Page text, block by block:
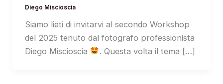
Diego Miscioscia
Siamo lieti di invitarvi al secondo Workshop
del 2025 tenuto dal fotografo professionista
Diego Miscioscia
. Questa volta il tema […]